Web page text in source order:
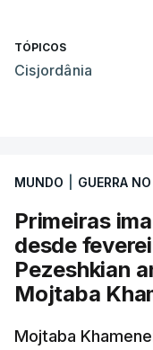
TÓPICOS
Cisjordânia
MUNDO GUERRA
Primeiras
desde
Pezeshkian
Mojtaba
Mojtaba